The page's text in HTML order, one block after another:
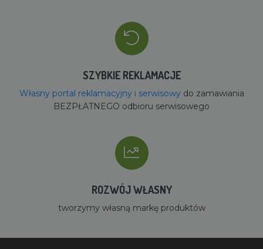
SZYBKIE REKLAMACJE
Własny portal reklamacyjny i serwisowydo zamawiania
BEZPŁATNEGO odbioru serwisowego
ROZWÓJ WŁASNY
tworzymy własną markę produktów